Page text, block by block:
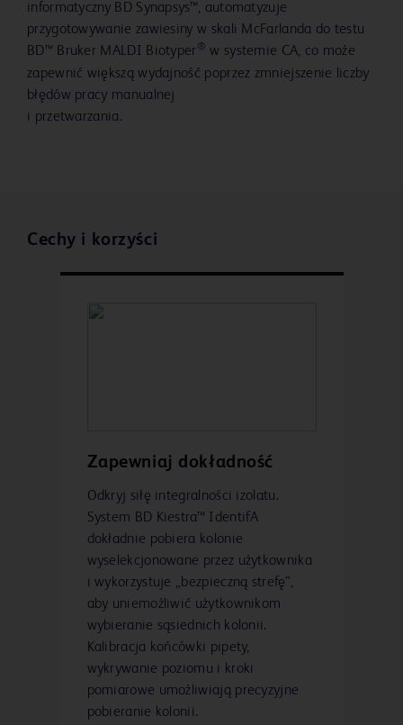
informatyczny BD Synapsys™, automatyzuje
przygotowywanie zawiesiny w skali McFarlanda do testu
BD™ Bruker MALDI Biotyper ® w systemie CA, co może
zapewnić większą wydajność poprzez zmniejszenie liczby
błędów pracy manualnej
i przetwarzania.
Cechy i korzyści
Zapewniaj dokładność
Odkryj siłę integralności izolatu.
System BD Kiestra™ IdentifA
dokładnie pobiera kolonie
wyselekcjonowane przez użytkownika
i wykorzystuje „bezpieczną strefę”,
aby uniemożliwić użytkownikom
wybieranie sąsiednich kolonii.
Kalibracja końcówki pipety,
wykrywanie poziomu i kroki
pomiarowe umożliwiają precyzyjne
pobieranie kolonii.